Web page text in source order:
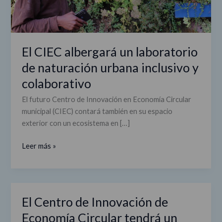
El CIEC albergará un laboratorio
de naturación urbana inclusivo y
colaborativo
El futuro Centro de Innovación en Economía Circular
municipal (CIEC) contará también en su espacio
exterior con un ecosistema en […]
colaborativo
Leer más »
El Centro de Innovación de
Economía Circular tendrá un
El